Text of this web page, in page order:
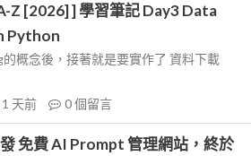
Z [2026] ] 學習筆記 Day3 Data
Python
概念後，接著就是要實作了 資料下載
1 天前 0個留言
發 免費 AI Prompt 管理網站，終於